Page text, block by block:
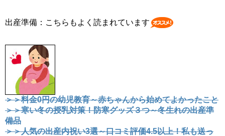
出産準備：こちらもよく読まれています
＞＞料金0円の幼児教育～赤ちゃんから始めてよかったこと
＞＞寒い冬の授乳対策！防寒グッズ３つ～冬生れの出産準
備品
＞＞人気の出産内祝い3選～口コミ評価4.5以上！私も送っ